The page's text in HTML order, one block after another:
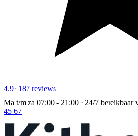
4.9· 187 reviews
Ma t/m za 07:00 - 21:00 · 24/7 bereikbaar
45 67